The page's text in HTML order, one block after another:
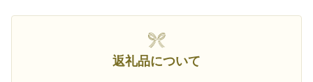
返礼品について